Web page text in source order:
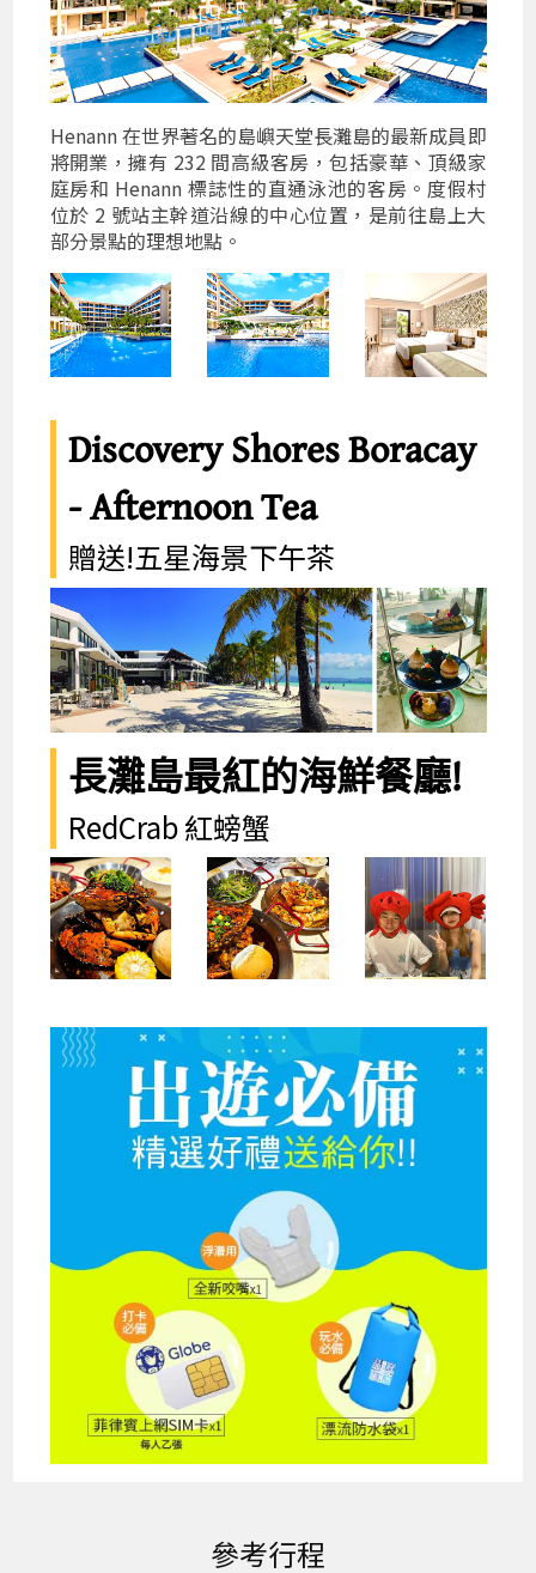
Henann 在世界著名的島嶼天堂長灘島的最新成員即
將開業，擁有 232 間高級客房，包括豪華、頂級家
庭房和 Henann 標誌性的直通泳池的客房。度假村
位於 2 號站主幹道沿線的中心位置，是前往島上大
部分景點的理想地點。
Discovery Shores Boracay
- Afternoon Tea
贈送!五星海景下午茶
長灘島最紅的海鮮餐廳!
RedCrab 紅螃蟹